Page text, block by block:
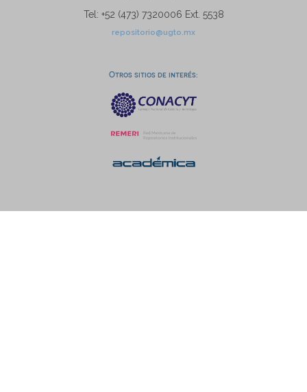
Tel: +52 (473) 7320006 Ext. 5538
repositorio@ugto.mx
Otros sitios de interés: